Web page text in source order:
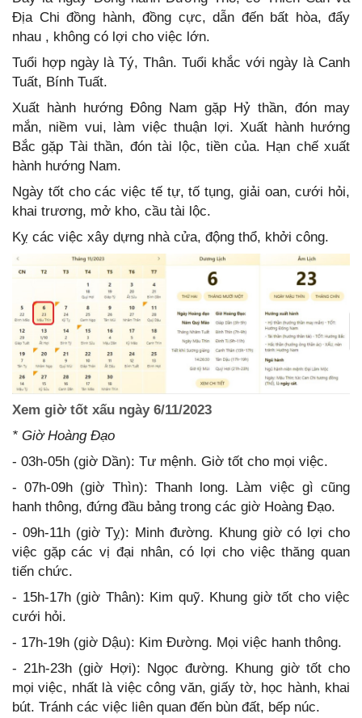
Địa Chi đồng hành, đồng cực, dẫn đến bất hòa, đẩy
nhau , không có lợi cho việc lớn.
Tuổi hợp ngày là Tý, Thân. Tuổi khắc với ngày là Canh
Tuất, Bính Tuất.
Xuất hành hướng Đông Nam gặp Hỷ thần, đón may
mắn, niềm vui, làm việc thuận lợi. Xuất hành hướng
Bắc gặp Tài thần, đón tài lộc, tiền của. Hạn chế xuất
hành hướng Nam.
Ngày tốt cho các việc tế tự, tố tụng, giải oan, cưới hỏi,
khai trương, mở kho, cầu tài lộc.
Kỵ các việc xây dựng nhà cửa, động thổ, khởi công.
Xem giờ tốt xấu ngày 6/11/2023
* Giờ Hoàng Đạo
- 03h-05h (giờ Dần): Tư mệnh. Giờ tốt cho mọi việc.
- 07h-09h (giờ Thìn): Thanh long. Làm việc gì cũng
hanh thông, đứng đầu bảng trong các giờ Hoàng Đạo.
- 09h-11h (giờ Tỵ): Minh đường. Khung giờ có lợi cho
việc gặp các vị đại nhân, có lợi cho việc thăng quan
tiến chức.
- 15h-17h (giờ Thân): Kim quỹ. Khung giờ tốt cho việc
cưới hỏi.
- 17h-19h (giờ Dậu): Kim Đường. Mọi việc hanh thông.
- 21h-23h (giờ Hợi): Ngọc đường. Khung giờ tốt cho
mọi việc, nhất là việc công văn, giấy tờ, học hành, khai
bút. Tránh các việc liên quan đến bùn đất, bếp núc.